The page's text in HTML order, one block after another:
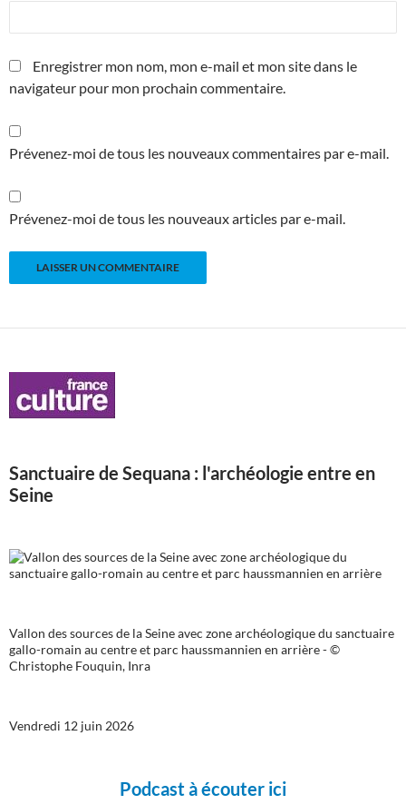
Enregistrer mon nom, mon e-mail et mon site dans le
navigateur pour mon prochain commentaire.
Prévenez-moi de tous les nouveaux commentaires par e-mail.
Prévenez-moi de tous les nouveaux articles par e-mail.
Sanctuaire de Sequana : l'archéologie entre en
Seine
Vallon des sources de la Seine avec zone archéologique du sanctuaire
gallo-romain au centre et parc haussmannien en arrière - ©
Christophe Fouquin, Inra
Vendredi 12 juin 2026
Podcast à écouter ici